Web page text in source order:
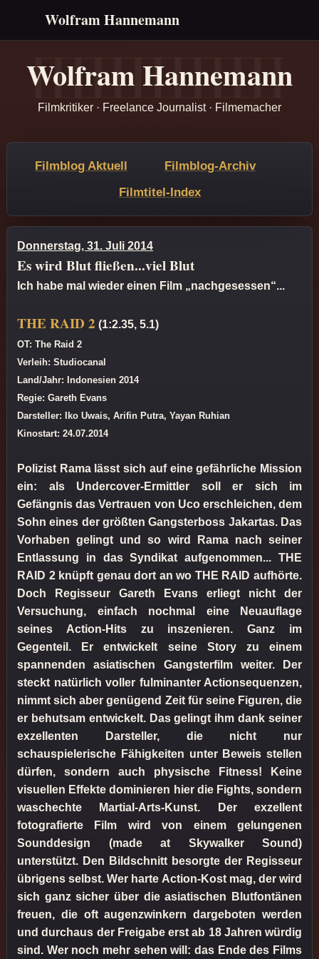
Wolfram Hannemann
Wolfram Hannemann
Filmkritiker · Freelance Journalist · Filmemacher
Filmblog Aktuell
Filmblog-Archiv
Filmtitel-Index
Donnerstag, 31. Juli 2014
Es wird Blut fließen...viel Blut
Ich habe mal wieder einen Film „nachgesessen“...
THE RAID 2 (1:2.35, 5.1)
OT: The Raid 2
Verleih: Studiocanal
Land/Jahr: Indonesien 2014
Regie: Gareth Evans
Darsteller: Iko Uwais, Arifin Putra, Yayan Ruhian
Kinostart: 24.07.2014
Polizist Rama lässt sich auf eine gefährliche Mission
ein: als Undercover-Ermittler soll er sich im
Gefängnis das Vertrauen von Uco erschleichen, dem
Sohn eines der größten Gangsterboss Jakartas. Das
Vorhaben gelingt und so wird Rama nach seiner
Entlassung in das Syndikat aufgenommen... THE
RAID 2 knüpft genau dort an wo THE RAID aufhörte.
Doch Regisseur Gareth Evans erliegt nicht der
Versuchung, einfach nochmal eine Neuauflage
seines Action-Hits zu inszenieren. Ganz im
Gegenteil. Er entwickelt seine Story zu einem
spannenden asiatischen Gangsterfilm weiter. Der
steckt natürlich voller fulminanter Actionsequenzen,
nimmt sich aber genügend Zeit für seine Figuren, die
er behutsam entwickelt. Das gelingt ihm dank seiner
exzellenten Darsteller, die nicht nur
schauspielerische Fähigkeiten unter Beweis stellen
dürfen, sondern auch physische Fitness! Keine
visuellen Effekte dominieren hier die Fights, sondern
waschechte Martial-Arts-Kunst. Der exzellent
fotografierte Film wird von einem gelungenen
Sounddesign (made at Skywalker Sound)
unterstützt. Den Bildschnitt besorgte der Regisseur
übrigens selbst. Wer harte Action-Kost mag, der wird
sich ganz sicher über die asiatischen Blutfontänen
freuen, die oft augenzwinkern dargeboten werden
und durchaus der Freigabe erst ab 18 Jahren würdig
sind. Wer noch mehr sehen will: das Ende des Films